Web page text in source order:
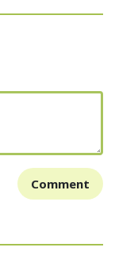
Comment